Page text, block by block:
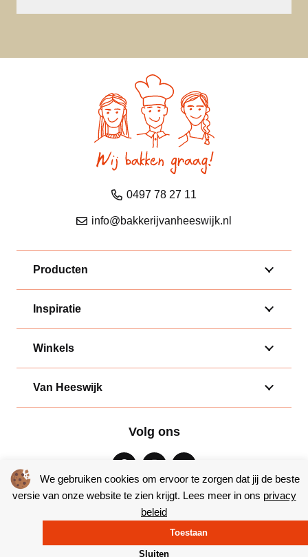
We gebruiken cookies om ervoor te zorgen dat jij de beste
versie van onze website te zien krijgt. Lees meer in ons privacy
beleid
Toestaan
Sluiten
0497 78 27 11
info@bakkerijvanheeswijk.nl
Producten
Inspiratie
Winkels
Van Heeswijk
Volg ons
© Copyright 2026 – Bakkerij van Heeswijk |Website door Yooker